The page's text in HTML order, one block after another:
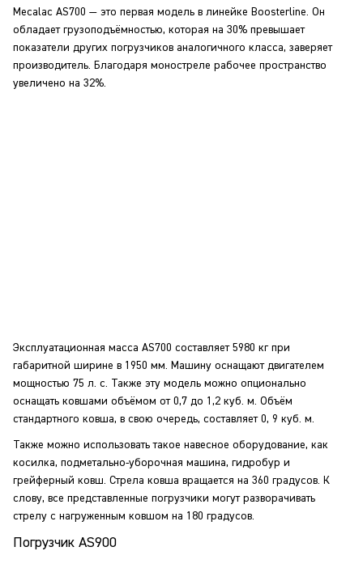
Mecalac AS700 — это первая модель в линейке Boosterline. Он
обладает грузоподъёмностью, которая на 30% превышает
показатели других погрузчиков аналогичного класса, заверяет
производитель. Благодаря моностреле рабочее пространство
увеличено на 32%.
Эксплуатационная масса AS700 составляет 5980 кг при
габаритной ширине в 1950 мм. Машину оснащают двигателем
мощностью 75 л. с. Также эту модель можно опционально
оснащать ковшами объёмом от 0,7 до 1,2 куб. м. Объём
стандартного ковша, в свою очередь, составляет 0, 9 куб. м.
Также можно использовать такое навесное оборудование, как
косилка, подметально-уборочная машина, гидробур и
грейферный ковш. Стрела ковша вращается на 360 градусов. К
слову, все представленные погрузчики могут разворачивать
стрелу с нагруженным ковшом на 180 градусов.
Погрузчик AS900